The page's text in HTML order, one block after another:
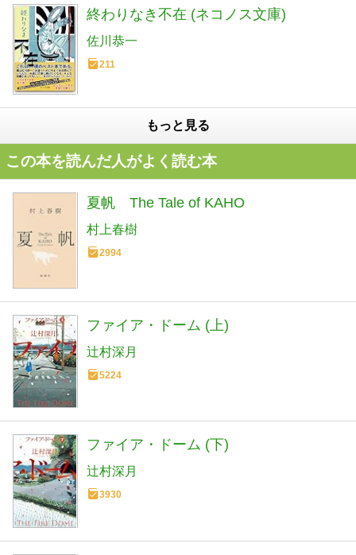
終わりなき不在 (ネコノス文庫)
佐川恭一
211
もっと見る
この本を読んだ人がよく読む本
夏帆 The Tale of KAHO
村上春樹
2994
ファイア・ドーム (上)
辻村深月
5224
ファイア・ドーム (下)
辻村深月
3930